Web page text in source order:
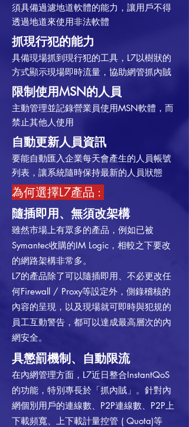
須具備過濾地道軟體的能力，讓用戶不得
透過地道來使用非法軟體
​抓現行犯的能力
具備現場抓到現行犯的工具，L7以樹狀的
方式顯示現場即時流量，協助網管抓內賊
限制使用MSN的人員​
主動管理並記錄營業員使用MSN軟體，而
禁止其他人使用
自動更新人員資訊
要能自動匯入企業每天會產生的人員帳號
列表，讓系統隨時保持最新的人員狀態
為何選擇L7產品 :
隨插即用、無須改架構
雖然市場上有眾多的產品，例如已被
Symantec收購的IM Logic，相較之下要改
的網路架構非常多。
L7的產品除了可以隨插即用、不必更改任
何Firewall / Proxy等設定外，側錄稽核的
內容的呈現，以及現場就可即時與犯規的
員工互動警告，都可以達成最高層次的內
網安全。
具懲罰機制、自動限流
在內網管理方面，L7近日整合InstantQoS
的功能，特別專長於「抓內賊」。針對內
網個別用戶的連線數、P2P連線數、P2P上
下載頻寬、上下載計量控管 ( Quota)等